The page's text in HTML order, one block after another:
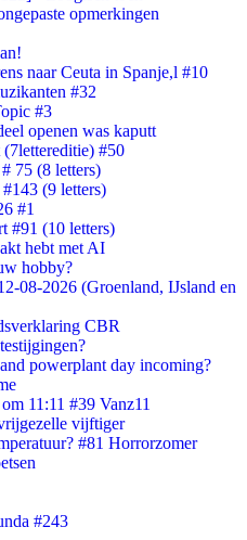
opmerkingen
naar Ceuta in Spanje,l #10
#32
#3
openen was kaputt
(7lettereditie) #50
75 (8 letters)
(9 letters)
#1
#91 (10 letters)
hebt met AI
hobby?
08-2026 (Groenland, IJsland en
CBR
powerplant day incoming?
11:11 #39 Vanz11
vijftiger
#81 Horrorzomer
#243